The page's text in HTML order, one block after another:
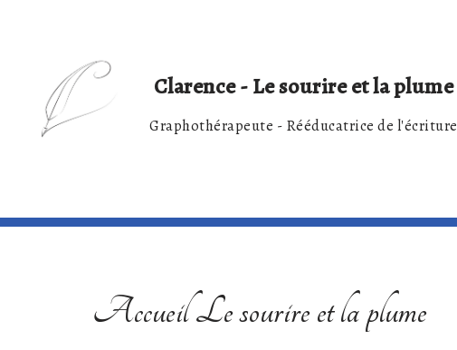
content
Clarence - Le sourire et la plume
Graphothérapeute - Rééducatrice de l'écriture
Accueil Le sourire et la plume